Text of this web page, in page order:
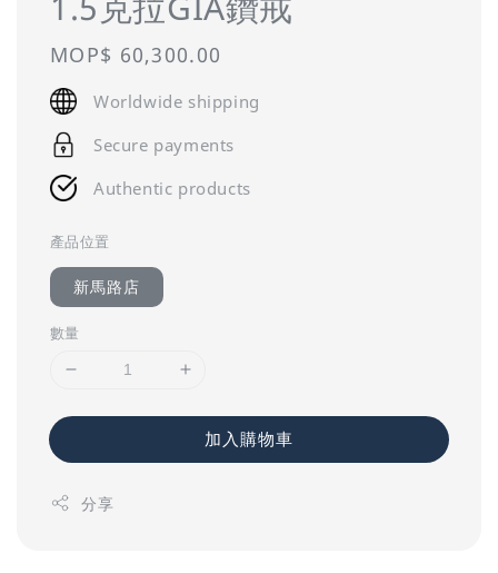
Regular
price
MOP$ 60,300.00
Worldwide shipping
Secure payments
Authentic products
產品位置
新馬路店
數量
加入購物車
分享